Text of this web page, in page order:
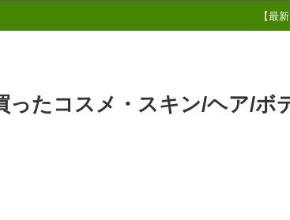
【最
ったコスメ・スキン/ヘア/ボ